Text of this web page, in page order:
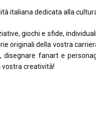
italiana dedicata alla
giochi e sfide,
originali della vostra
fanart e
creatività!